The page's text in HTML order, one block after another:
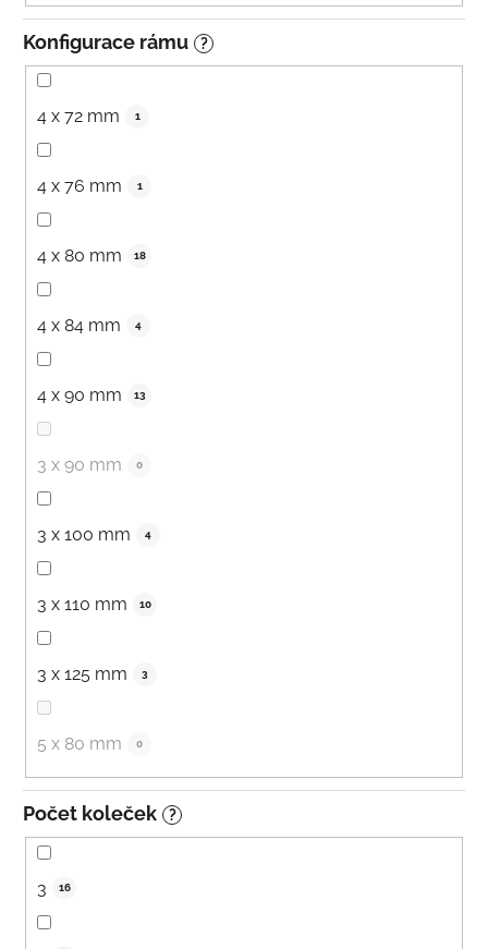
Konfigurace rámu ?
4 x 72 mm 1
4 x 76 mm 1
4 x 80 mm 18
4 x 84 mm 4
4 x 90 mm 13
3 x 90 mm 0
3 x 100 mm 4
3 x 110 mm 10
3 x 125 mm 3
5 x 80 mm 0
Počet koleček ?
3 16